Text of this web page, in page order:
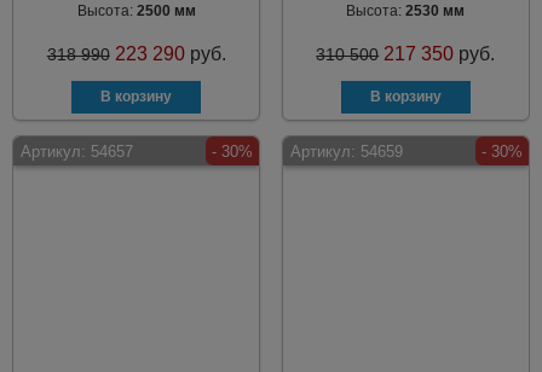
Высота: 2500 мм
318 990 223 290 руб.
Высота:2530 мм
310 500 217 350 руб.
Артикул: 54657 - 30% Артикул: 54659 - 30%